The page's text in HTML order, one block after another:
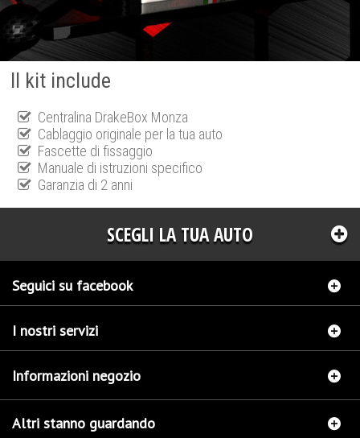
Il kit include
Centralina DrakeBox Monza
Cablaggio originale per la tua auto
Fascette di fissaggio
Manuale di istruzioni specifico
Garanzia di 2 anni
SCEGLI LA TUA AUTO
Seguici su facebook
I nostri servizi
Informazioni negozio
Altri stanno guardando